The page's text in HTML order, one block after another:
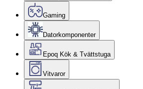
Gaming
Datorkomponenter
Epoq Kök & Tvättstuga
Vitvaror